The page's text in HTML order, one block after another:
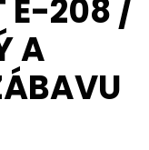
E-208 /
A